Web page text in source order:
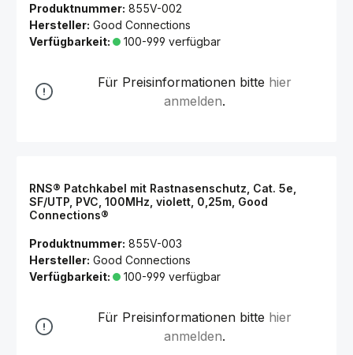
Produktnummer: 855V-002
Hersteller: Good Connections
Verfügbarkeit:
100-999 verfügbar
Für Preisinformationen bitte hier
anmelden.
RNS® Patchkabel mit Rastnasenschutz, Cat. 5e,
SF/UTP, PVC, 100MHz, violett, 0,25m, Good
Connections®
Produktnummer: 855V-003
Hersteller: Good Connections
Verfügbarkeit:
100-999 verfügbar
Für Preisinformationen bitte hier
anmelden.